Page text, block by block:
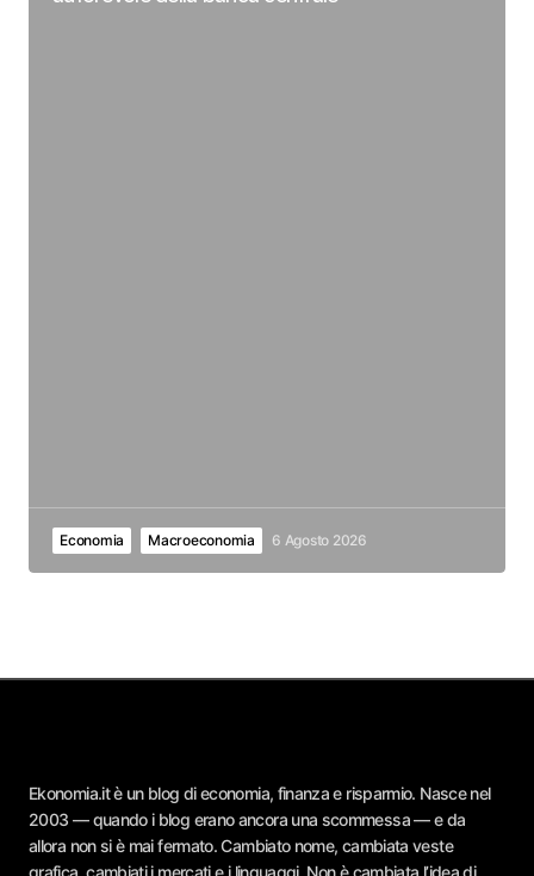
Economia Macroeconomia 6 Agosto 2026
Ekonomia.it è un blog di economia, finanza e risparmio. Nasce nel
2003 — quando i blog erano ancora una scommessa — e da
allora non si è mai fermato. Cambiato nome, cambiata veste